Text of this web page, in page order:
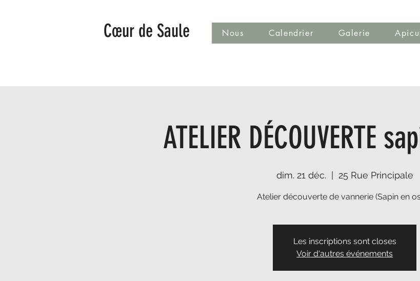
Cœur de Saule Nous Calendrier Galerie
ATELIER DÉCOUVERTE
dim. 21 déc.
  |
25 Rue Principale
Atelier découverte de vannerie (Sapin en
Les inscriptions sont closes
Voir d'autres événements